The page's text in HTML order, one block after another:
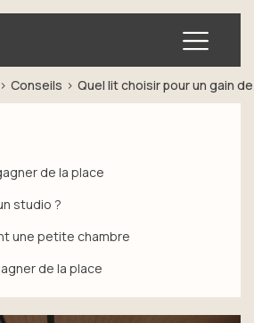
Conseils Quel lit choisir pour un gain
de la place
studio ?
une petite chambre
de la place